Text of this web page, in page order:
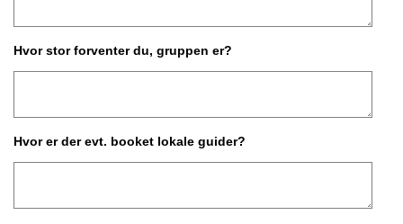
Hvor stor forventer du, gruppen er?
Hvor er der evt. booket lokale guider?